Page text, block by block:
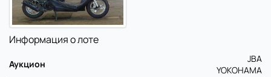
Информация о лоте
Аукцион
JBA
YOKOHAMA